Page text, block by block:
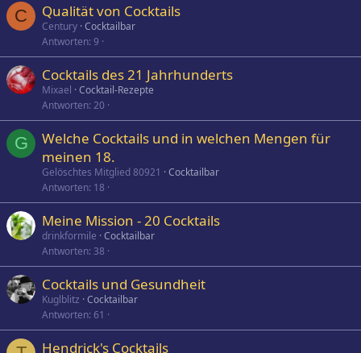
C Qualität von Cocktails
Century Cocktailbar
Antworten 9
Cocktails des 21 Jahrhunderts
Mixael Cocktail-Rezepte
Antworten 20
G
Welche Cocktails und in welchen Mengen für
meinen 18.
Gelöschtes Mitglied 80921
Cocktailbar
Antworten 18
Meine Mission - 20 Cocktails
drinkformile Cocktailbar
Antworten 38
Cocktails und Gesundheit
Kuglblitz Cocktailbar
Antworten 61
Hendrick's Cocktails